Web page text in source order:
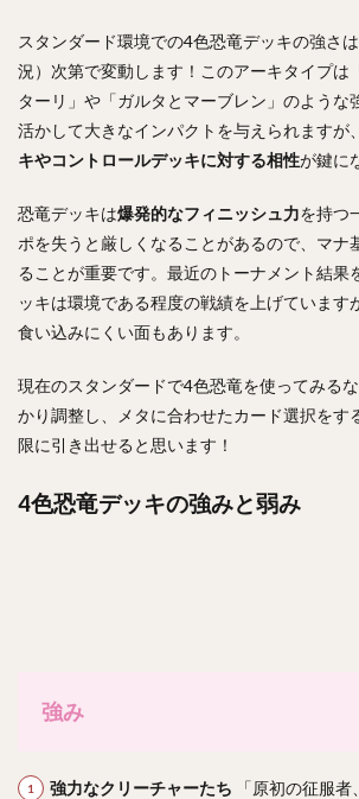
スタンダード環境での4色恐竜デッキの強さ
況）次第で変動します！このアーキタイプは
ターリ」や「ガルタとマーブレン」のような
活かして大きなインパクトを与えられますが、
キやコントロールデッキに対する相性が鍵に
恐竜デッキは爆発的なフィニッシュ力を持つ
ポを失うと厳しくなることがあるので、マナ
ることが重要です。最近のトーナメント結果
ッキは環境である程度の戦績を上げています
食い込みにくい面もあります。
現在のスタンダードで4色恐竜を使ってみる
かり調整し、メタに合わせたカード選択をす
限に引き出せると思います！
4色恐竜デッキの強みと弱み
強み
強力なクリーチャーたち 「原初の征服